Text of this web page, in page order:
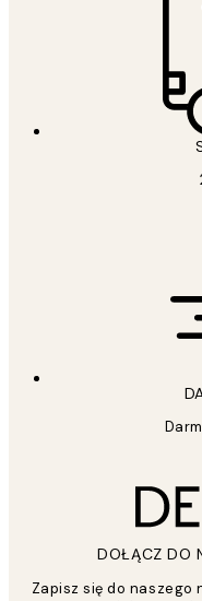
DOŁĄCZ DO
Zapisz się do naszego